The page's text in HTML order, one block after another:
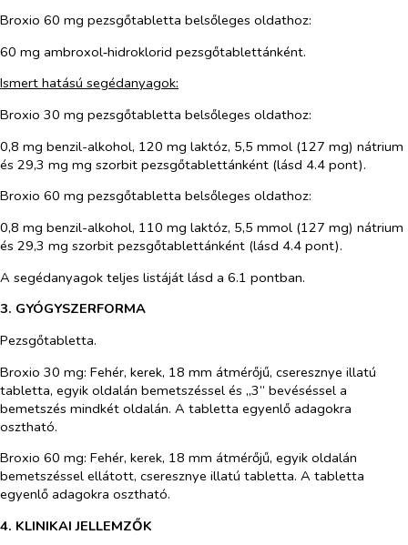
Broxio 60 mg pezsgőtabletta belsőleges oldathoz:
60 mg ambroxol‑hidroklorid pezsgőtablettánként.
Ismert hatású segédanyagok:
Broxio 30 mg pezsgőtabletta belsőleges oldathoz:
0,8 mg benzil-alkohol, 120 mg laktóz, 5,5 mmol (127 mg) nátrium
és 29,3 mg mg szorbit pezsgőtablettánként (lásd 4.4 pont).
Broxio 60 mg pezsgőtabletta belsőleges oldathoz:
0,8 mg benzil-alkohol, 110 mg laktóz, 5,5 mmol (127 mg) nátrium
és 29,3 mg szorbit pezsgőtablettánként (lásd 4.4 pont).
A segédanyagok teljes listáját lásd a 6.1 pontban.
3. GYÓGYSZERFORMA
Pezsgőtabletta.
Broxio 30 mg: Fehér, kerek, 18 mm átmérőjű, cseresznye illatú
tabletta, egyik oldalán bemetszéssel és „3” bevéséssel a
bemetszés mindkét oldalán. A tabletta egyenlő adagokra
osztható.
Broxio 60 mg: Fehér, kerek, 18 mm átmérőjű, egyik oldalán
bemetszéssel ellátott, cseresznye illatú tabletta. A tabletta
egyenlő adagokra osztható.
4. KLINIKAI JELLEMZŐK